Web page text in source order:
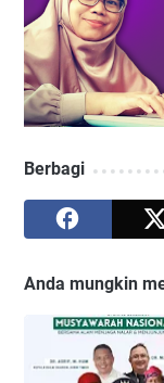
Berbagi
Anda mungkin